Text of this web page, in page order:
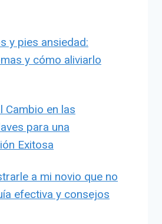
y pies ansiedad:
y cómo aliviarlo
Cambio en las
para una
Exitosa
a mi novio que no
efectiva y consejos